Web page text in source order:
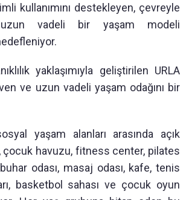
kullanımını destekleyen, çevreyle
vadeli bir yaşam modeli
yaklaşımıyla geliştirilen URLA
ve uzun vadeli yaşam odağını bir
yaşam alanları arasında açık
çocuk havuzu, fitness center, pilates
odası, masaj odası, kafe, tenis
basketbol sahası ve çocuk oyun